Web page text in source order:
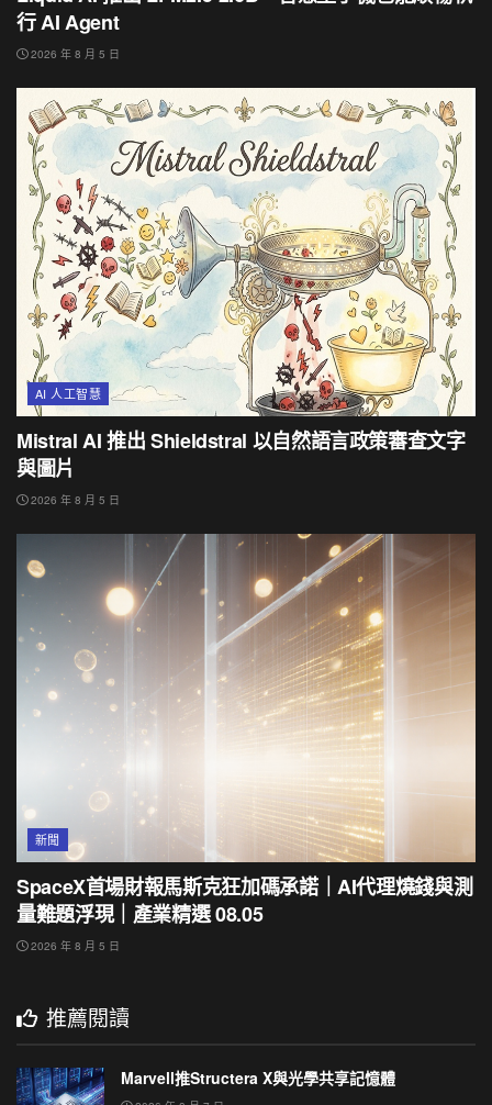
行 AI Agent
2026 年 8 月 5 日
AI 人工智慧
Mistral AI 推出 Shieldstral 以自然語言政策審查文字
與圖片
2026 年 8 月 5 日
新聞
SpaceX首場財報馬斯克狂加碼承諾｜AI代理燒錢與測
量難題浮現｜產業精選 08.05
2026 年 8 月 5 日
推薦閱讀
Marvell推Structera X與光學共享記憶體